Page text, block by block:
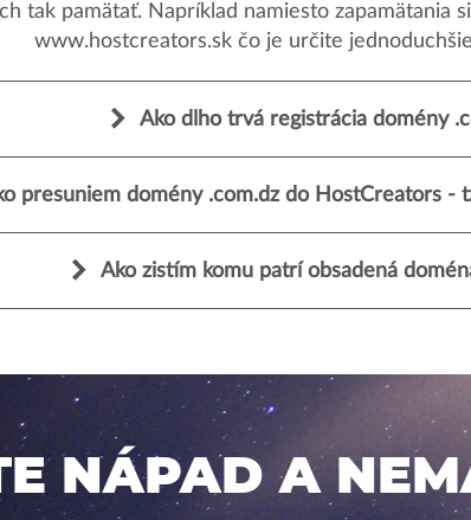
tak pamätať. Napríklad namiesto zapamätania
www.hostcreators.sk čo je určite
Ako dlho trvá registrácia domény
presuniem domény .com.dz do HostCreators -
Ako zistím komu patrí obsadená
NÁPAD A